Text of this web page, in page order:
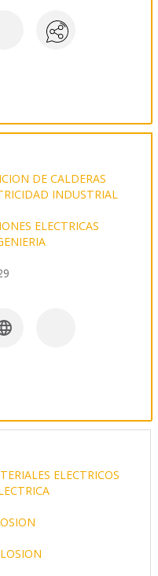
DE CALDERAS
INDUSTRIAL
ELECTRICAS
ELECTRICOS